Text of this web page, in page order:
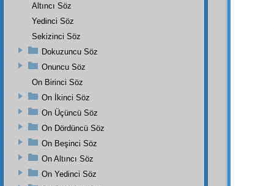
gibi
renk
Altıncı Söz
Yedinci Söz
Sekizinci Söz
Dokuzuncu Söz
Onuncu Söz
On Birinci Söz
On İkinci Söz
On Üçüncü Söz
On Dördüncü Söz
On Beşinci Söz
On Altıncı Söz
On Yedinci Söz